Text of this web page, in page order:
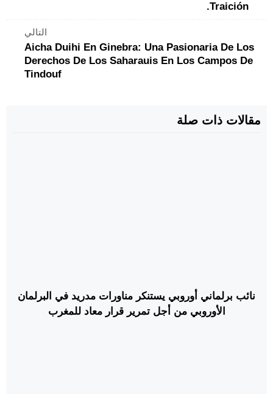
Traición.
التالي
Aicha Duihi En Ginebra: Una Pasionaria De Los
Derechos De Los Saharauis En Los Campos De
Tindouf
مقالات ذات صلة
نائب برلماني أوروبي يستنكر مناورات مدريد في البرلمان
الأوروبي من أجل تمرير قرار معاد للمغرب